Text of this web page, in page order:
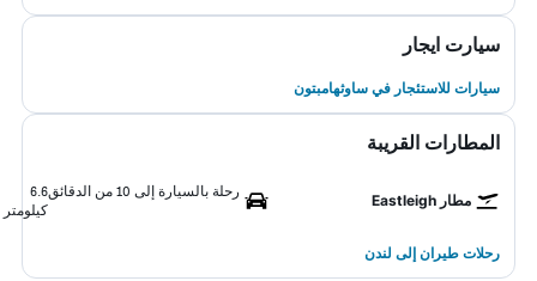
سيارت ايجار
سيارات للاستئجار في ساوثهامبتون
المطارات القريبة
مطار Eastleigh
رحلة بالسيارة إلى 10 من الدقائق
6.6
كيلومتر
رحلات طيران إلى لندن